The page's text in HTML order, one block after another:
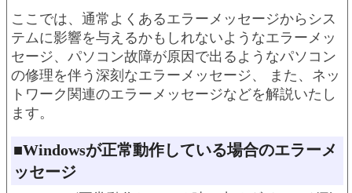
ここでは、通常よくあるエラーメッセージからシス
テムに影響を与えるかもしれないようなエラーメッ
セージ、パソコン故障が原因で出るようなパソコン
の修理を伴う深刻なエラーメッセージ、 また、ネッ
トワーク関連のエラーメッセージなどを解説いたし
ます。
■Windowsが正常動作している場合のエラーメ
ッセージ